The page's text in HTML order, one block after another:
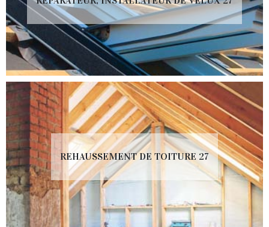
REHAUSSEMENT DE TOITURE 27